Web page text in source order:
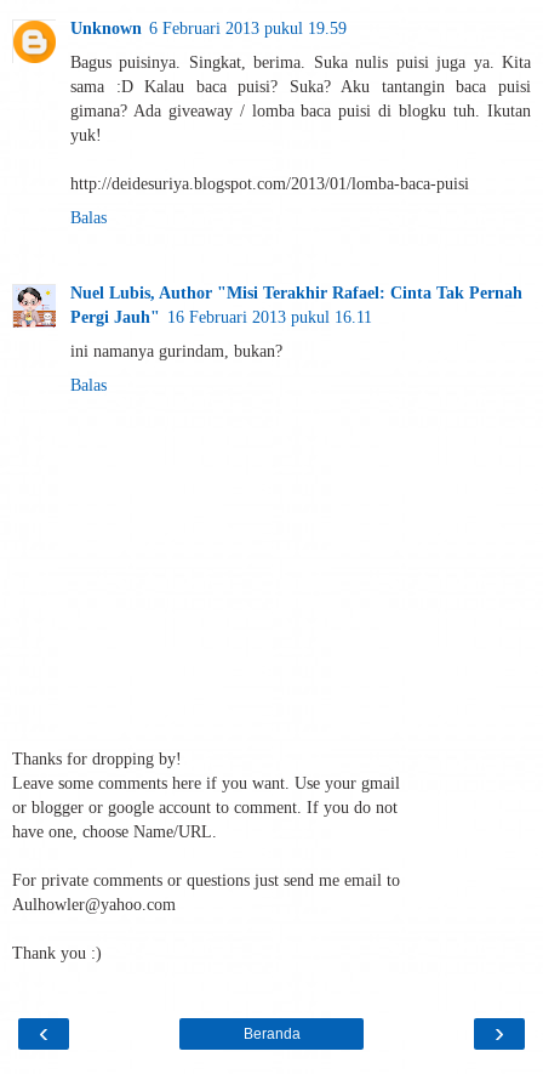
Unknown 6 Februari 2013 pukul 19.59
Bagus puisinya. Singkat, berima. Suka nulis puisi juga ya. Kita
sama :D Kalau baca puisi? Suka? Aku tantangin baca puisi
gimana? Ada giveaway / lomba baca puisi di blogku tuh. Ikutan
yuk!
http://deidesuriya.blogspot.com/2013/01/lomba-baca-puisi
Balas
Nuel Lubis, Author "Misi Terakhir Rafael: Cinta Tak Pernah
Pergi Jauh" 16 Februari 2013 pukul 16.11
ini namanya gurindam, bukan?
Balas
Thanks for dropping by!
Leave some comments here if you want. Use your gmail
or blogger or google account to comment. If you do not
have one, choose Name/URL.
For private comments or questions just send me email to
Aulhowler@yahoo.com
Thank you :)
‹ ›
Beranda